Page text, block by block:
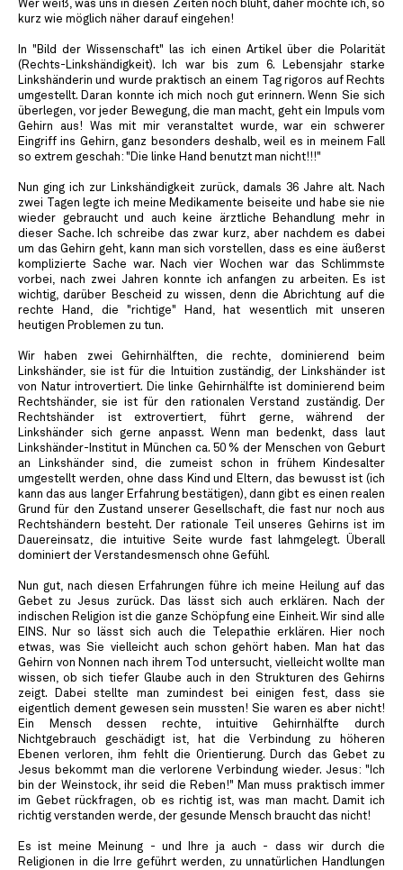
Wer weiß, was uns in diesen Zeiten noch blüht, daher möchte ich, so
kurz wie möglich näher darauf eingehen!
In "Bild der Wissenschaft" las ich einen Artikel über die Polarität
(Rechts-Linkshändigkeit). Ich war bis zum 6. Lebensjahr starke
Linkshänderin und wurde praktisch an einem Tag rigoros auf Rechts
umgestellt. Daran konnte ich mich noch gut erinnern. Wenn Sie sich
überlegen, vor jeder Bewegung, die man macht, geht ein Impuls vom
Gehirn aus! Was mit mir veranstaltet wurde, war ein schwerer
Eingriff ins Gehirn, ganz besonders deshalb, weil es in meinem Fall
so extrem geschah: "Die linke Hand benutzt man nicht!!!"
Nun ging ich zur Linkshändigkeit zurück, damals 36 Jahre alt. Nach
zwei Tagen legte ich meine Medikamente beiseite und habe sie nie
wieder gebraucht und auch keine ärztliche Behandlung mehr in
dieser Sache. Ich schreibe das zwar kurz, aber nachdem es dabei
um das Gehirn geht, kann man sich vorstellen, dass es eine äußerst
komplizierte Sache war. Nach vier Wochen war das Schlimmste
vorbei, nach zwei Jahren konnte ich anfangen zu arbeiten. Es ist
wichtig, darüber Bescheid zu wissen, denn die Abrichtung auf die
rechte Hand, die "richtige" Hand, hat wesentlich mit unseren
heutigen Problemen zu tun.
Wir haben zwei Gehirnhälften, die rechte, dominierend beim
Linkshänder, sie ist für die Intuition zuständig, der Linkshänder ist
von Natur introvertiert. Die linke Gehirnhälfte ist dominierend beim
Rechtshänder, sie ist für den rationalen Verstand zuständig. Der
Rechtshänder ist extrovertiert, führt gerne, während der
Linkshänder sich gerne anpasst. Wenn man bedenkt, dass laut
Linkshänder-Institut in München ca. 50 % der Menschen von Geburt
an Linkshänder sind, die zumeist schon in frühem Kindesalter
umgestellt werden, ohne dass Kind und Eltern, das bewusst ist (ich
kann das aus langer Erfahrung bestätigen), dann gibt es einen realen
Grund für den Zustand unserer Gesellschaft, die fast nur noch aus
Rechtshändern besteht. Der rationale Teil unseres Gehirns ist im
Dauereinsatz, die intuitive Seite wurde fast lahmgelegt. Überall
dominiert der Verstandesmensch ohne Gefühl.
Nun gut, nach diesen Erfahrungen führe ich meine Heilung auf das
Gebet zu Jesus zurück. Das lässt sich auch erklären. Nach der
indischen Religion ist die ganze Schöpfung eine Einheit. Wir sind alle
EINS. Nur so lässt sich auch die Telepathie erklären. Hier noch
etwas, was Sie vielleicht auch schon gehört haben. Man hat das
Gehirn von Nonnen nach ihrem Tod untersucht, vielleicht wollte man
wissen, ob sich tiefer Glaube auch in den Strukturen des Gehirns
zeigt. Dabei stellte man zumindest bei einigen fest, dass sie
eigentlich dement gewesen sein mussten! Sie waren es aber nicht!
Ein Mensch dessen rechte, intuitive Gehirnhälfte durch
Nichtgebrauch geschädigt ist, hat die Verbindung zu höheren
Ebenen verloren, ihm fehlt die Orientierung. Durch das Gebet zu
Jesus bekommt man die verlorene Verbindung wieder. Jesus: "Ich
bin der Weinstock, ihr seid die Reben!" Man muss praktisch immer
im Gebet rückfragen, ob es richtig ist, was man macht. Damit ich
richtig verstanden werde, der gesunde Mensch braucht das nicht!
Es ist meine Meinung - und Ihre ja auch - dass wir durch die
Religionen in die Irre geführt werden, zu unnatürlichen Handlungen